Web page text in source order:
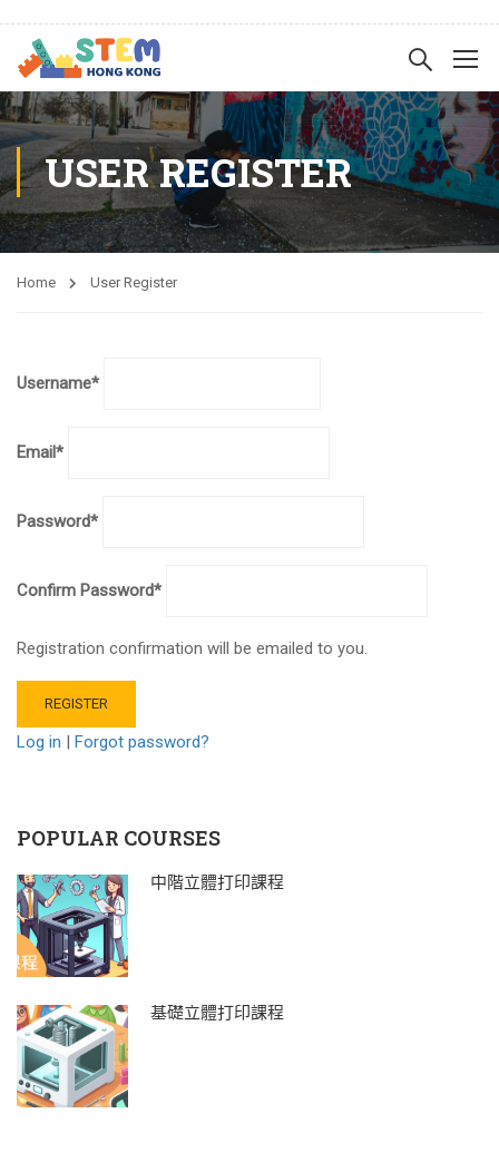
USER REGISTER
Home User Register
Username*
Email*
Password*
Confirm Password*
Registration confirmation will be emailed to you.
Log in | Forgot password?
POPULAR COURSES
中階立體打印課程
基礎立體打印課程